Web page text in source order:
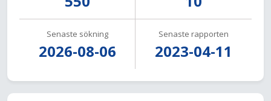
Senaste sökning
2026-08-06
Senaste rapporten
2023-04-11